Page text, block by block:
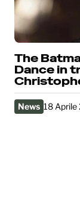
The
Dance in
News 18 Aprile